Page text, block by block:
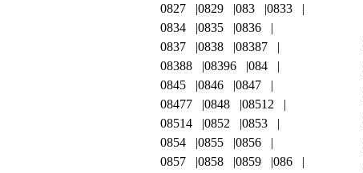
0827
0829 083
0833
0834
0835
0836
0837
0838
08387
08388
08396
084
0845
0846
0847
08477
0848
08512
08514
0852
0853
0854
0855
0856
0857
0858 0859
086